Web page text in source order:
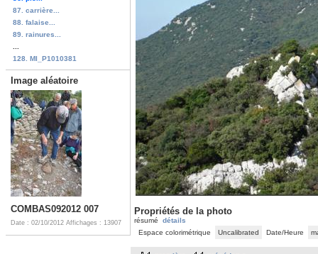
87. carrière...
88. falaise...
89. rainures...
128. MI_P1010381
Image aléatoire
COMBAS092012 007
Date : 02/10/2012 Affichages : 13907
Propriétés de la photo
résumé détails
Espace colorimétrique
Uncalibrated Date/Heure